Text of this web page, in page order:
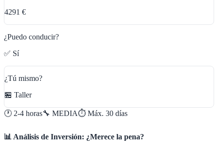
4291 €
¿Puedo conducir?
✅ Sí
¿Tú mismo?
🏪 Taller
🕐 2-4 horas🔧 MEDIA⏱️ Máx. 30 días
📊 Análisis de Inversión: ¿Merece la pena?